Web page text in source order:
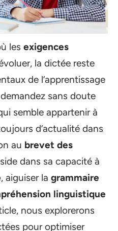
les exigences
la dictée reste
de l’apprentissage
sans doute
semble appartenir à
d’actualité dans
au brevet des
dans sa capacité à
, aiguiser la grammaire
linguistique
nous explorerons
pour optimiser